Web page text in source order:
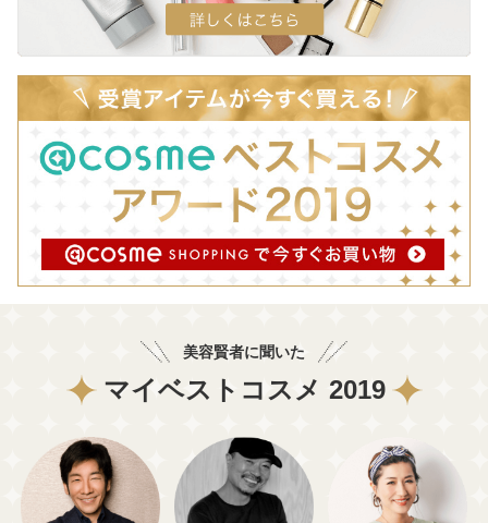
美容賢者に聞いた
マイベストコスメ 2019